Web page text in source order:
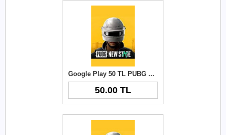
Google Play 50 TL PUBG New State NC
50.00 TL